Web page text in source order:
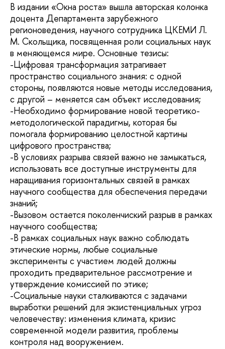
В издании «Окна роста» вышла авторская колонка
доцента Департамента зарубежного
регионоведения, научного сотрудника ЦКЕМИ Л.
М. Скольщика, посвященная роли социальных наук
в меняющемся мире. Основные тезисы:
-Цифровая трансформация затрагивает
пространство социального знания: с одной
стороны, появляются новые методы исследования,
с другой – меняется сам объект исследования;
-Необходимо формирование новой теоретико-
методологической парадигмы, которая бы
помогала формированию целостной картины
цифрового пространства;
-В условиях разрыва связей важно не замыкаться,
использовать все доступные инструменты для
наращивания горизонтальных связей в рамках
научного сообщества для обеспечения передачи
знаний;
-Вызовом остается поколенчиский разрыв в рамках
научного сообщества;
-В рамках социальных наук важно соблюдать
этические нормы, любые социальные
эксперименты с участием людей должны
проходить предварительное рассмотрение и
утверждение комиссией по этике;
-Социальные науки сталкиваются с задачами
выработки решений для экзистенциальных угроз
человечеству: изменения климата, кризис
современной модели развития, проблемы
контроля над вооружением.